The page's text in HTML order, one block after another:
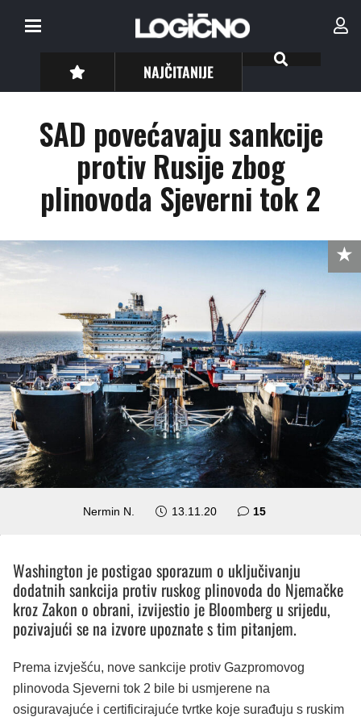
NAJČITANIJE
SAD povećavaju sankcije
protiv Rusije zbog
plinovoda Sjeverni tok 2
Nermin N. 13.11.20 15komentara
Washington je postigao sporazum o uključivanju
dodatnih sankcija protiv ruskog plinovoda do Njemačke
kroz Zakon o obrani, izvijestio je Bloomberg u srijedu,
pozivajući se na izvore upoznate s tim pitanjem.
Prema izvješću, nove sankcije protiv Gazpromovog
plinovoda Sjeverni tok 2 bile bi usmjerene na
osiguravajuće i certificirajuće tvrtke koje surađuju s ruskim